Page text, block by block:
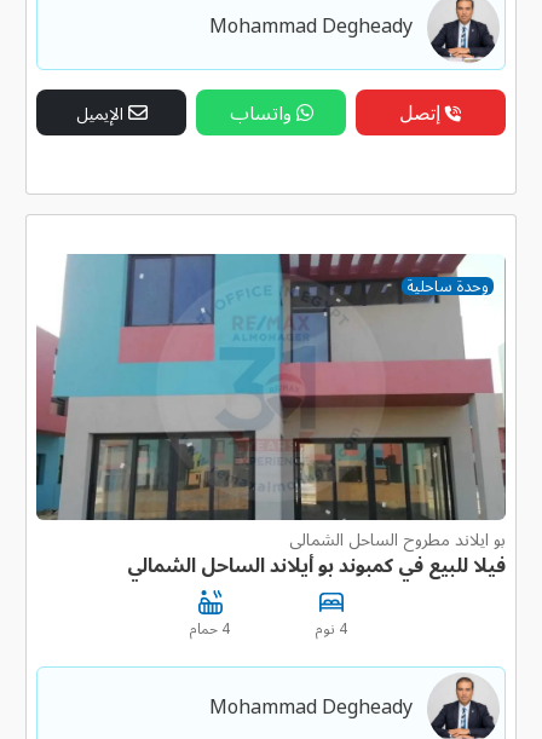
Mohammad Degheady
إتصل واتساب الإيميل
وحدة ساحلية
بو ايلاند مطروح الساحل الشمالى
فيلا للبيع في كمبوند بو أيلاند الساحل الشمالي
4 نوم 4 حمام
Mohammad Degheady